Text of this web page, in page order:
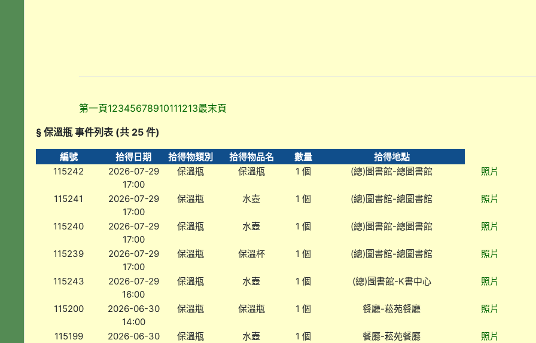
第一頁12345678910111213最末頁
§ 保溫瓶 事件列表 (共 25 件)
編號 拾得日期 拾得物類別 拾得物品名 數量
拾得地點
115242
2026-07-29
17:00
保溫瓶 保溫瓶 1 個 (總)圖書館-總圖書館 照片
115241
2026-07-29
17:00
保溫瓶 水壺 1 個 (總)圖書館-總圖書館 照片
115240
2026-07-29
17:00
保溫瓶 水壺 1 個 (總)圖書館-總圖書館 照片
115239
2026-07-29
17:00
保溫瓶 保溫杯 1 個 (總)圖書館-總圖書館 照片
115243
2026-07-29
16:00
保溫瓶 水壺 1 個 (總)圖書館-K書中心 照片
115200
2026-06-30
14:00
保溫瓶 保溫瓶 1 個 餐廳-菘苑餐廳 照片
115199
2026-06-30
保溫瓶 水壺 1 個 餐廳-菘苑餐廳 照片